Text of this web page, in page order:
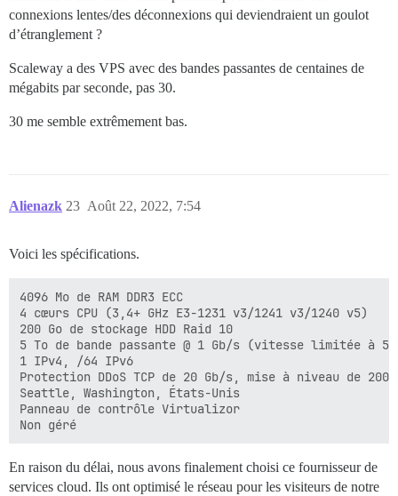
connexions lentes/des déconnexions qui deviendraient un goulot
d’étranglement ?
Scaleway a des VPS avec des bandes passantes de centaines de
mégabits par seconde, pas 30.
30 me semble extrêmement bas.
Alienazk Août 22, 2022, 7:54
23
Voici les spécifications.
4096 Mo de RAM DDR3 ECC
4 cœurs CPU (3,4+ GHz E3-1231 v3/1241 v3/1240 v5)
200 Go de stockage HDD Raid 10
5 To de bande passante @ 1 Gb/s (vitesse limitée
1 IPv4, /64 IPv6
Protection DDoS TCP de 20 Gb/s, mise à niveau de
Seattle, Washington, États-Unis
Panneau de contrôle Virtualizor
En raison du délai, nous avons finalement choisi ce fournisseur de
services cloud. Ils ont optimisé le réseau pour les visiteurs de notre